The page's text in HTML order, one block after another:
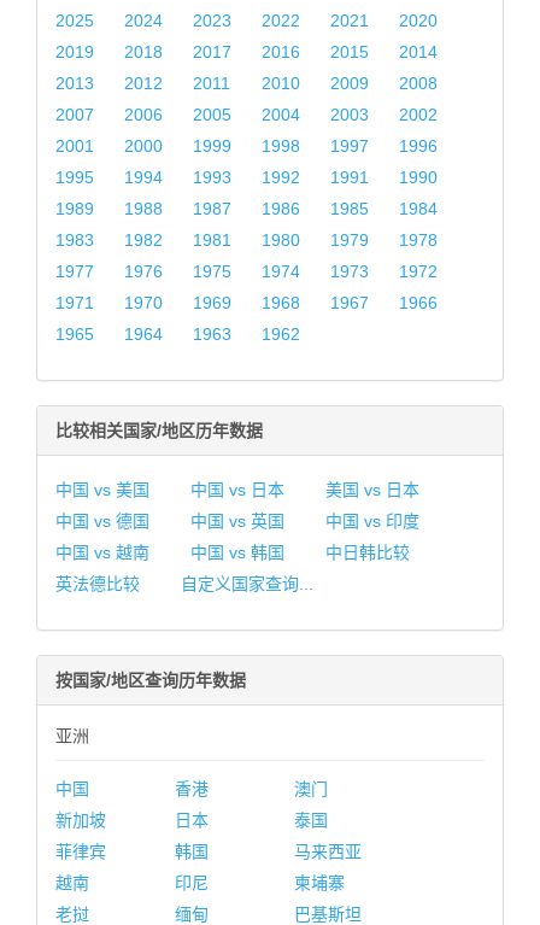
2025 2024 2023 2022 2021
2020
2019
2018 2017 2016 2015
2014
2013
2012 2011 2010 2009
2008
2007
2006 2005 2004 2003
2002
2001
2000 1999 1998 1997
1996
1995
1994 1993 1992 1991
1990
1989
1988 1987 1986 1985
1984
1983
1982 1981 1980 1979
1978
1977
1976 1975 1974 1973
1972
1971
1970 1969 1968 1967
1966
1965
1964 1963 1962
比较相关国家/地区历年数据
中国 vs 美国 中国 vs 日本
美国 vs 日本
中国 vs 德国
中国 vs 英国
中国 vs 印度
中国 vs 越南
中国 vs 韩国
中日韩比较
英法德比较
自定义国家查询...
按国家/地区查询历年数据
亚洲
中国 香港
澳门
新加坡
日本
泰国
菲律宾
韩国
马来西亚
越南
印尼
柬埔寨
老挝
缅甸
巴基斯坦